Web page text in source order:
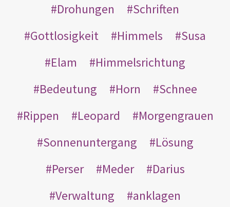
Drohungen
Schriften
Gottlosigkeit
Himmels
Susa
Elam
Himmelsrichtung
Bedeutung
Horn
Schnee
Rippen
Leopard
Morgengrauen
Sonnenuntergang
Lösung
Perser
Meder
Darius
Verwaltung
anklagen